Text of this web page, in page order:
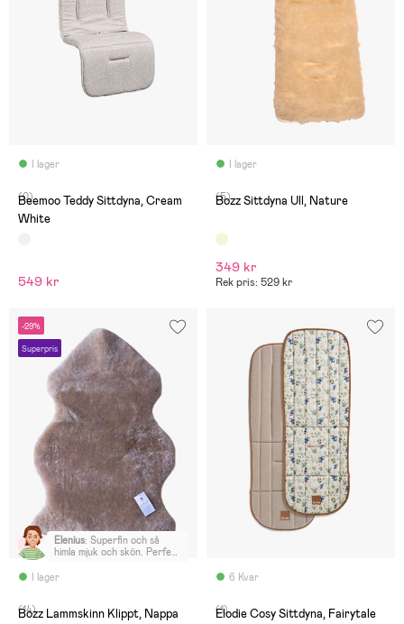
I lager
(0)
Beemoo Teddy Sittdyna, Cream
White
549 kr
I lager
(5)
Bozz Sittdyna Ull, Nature
349 kr
Rek pris: 529 kr
-29%
Superpris
I lager
Elenius: Superfin och så
himla mjuk och skön. Perfekt
(14)
Bozz Lammskinn Klippt, Nappa
6 Kvar
(1)
Elodie Cosy Sittdyna, Fairytale